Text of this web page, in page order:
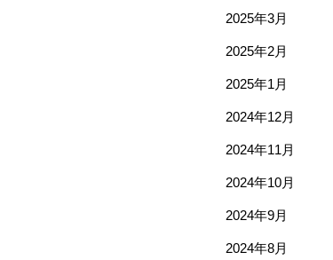
2025年3月
2025年2月
2025年1月
2024年12月
2024年11月
2024年10月
2024年9月
2024年8月